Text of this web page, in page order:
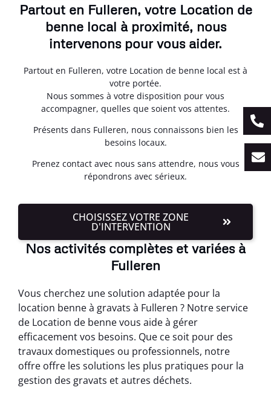
Partout en Fulleren, votre Location de
benne local à proximité, nous
intervenons pour vous aider.
Partout en Fulleren, votre Location de benne local est à
votre portée.
Nous sommes à votre disposition pour vous
accompagner, quelles que soient vos attentes.
Présents dans Fulleren, nous connaissons bien les
besoins locaux.
Prenez contact avec nous sans attendre, nous vous
répondrons avec sérieux.
CHOISISSEZ VOTRE ZONE
D'INTERVENTION
Nos activités complètes et variées à
Fulleren
Vous cherchez une solution adaptée pour la
location benne à gravats à Fulleren ? Notre service
de Location de benne vous aide à gérer
efficacement vos besoins. Que ce soit pour des
travaux domestiques ou professionnels, notre
offre offre les solutions les plus pratiques pour la
gestion des gravats et autres déchets.